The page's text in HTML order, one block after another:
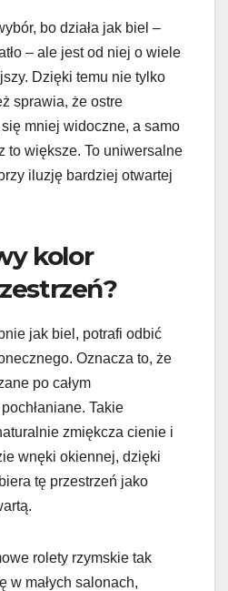
bo działa jak biel –
– ale jest od niej o wiele
Dzięki temu nie tylko
sprawia, że ostre
mniej widoczne, a samo
to większe. To uniwersalne
iluzję bardziej otwartej
kolor
jak biel, potrafi odbić
Oznacza to, że
po całym
Takie
zmiękcza cienie i
wnęki okiennej, dzięki
tę przestrzeń jako
rolety rzymskie tak
w małych salonach,